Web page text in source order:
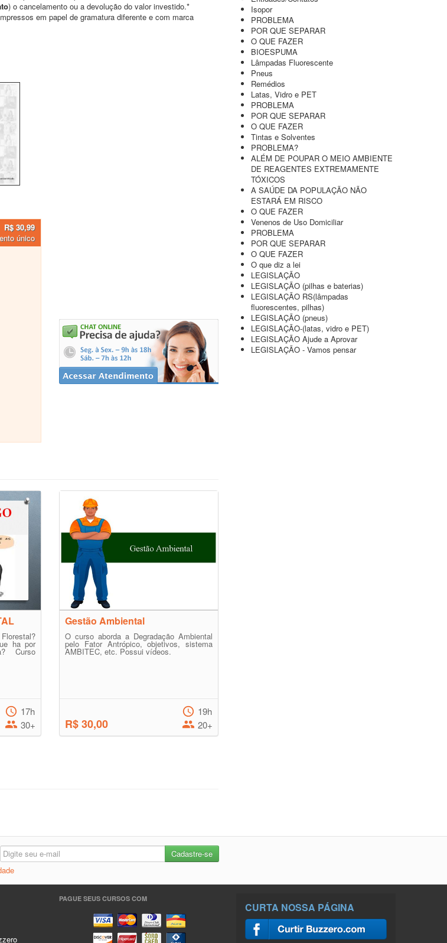
) o cancelamento ou a devolução do valor investido.*
em papel de gramatura diferente e com marca
R$ 30,99
único
ha por
Curso
17h
30+
Gestão Ambiental
O curso aborda a Degradação Ambiental
pelo Fator Antrópico, objetivos, sistema
AMBITEC, etc. Possui vídeos.
R$ 30,00
19h
20+
Isopor
PROBLEMA
POR QUE SEPARAR
O QUE FAZER
BIOESPUMA
Lâmpadas Fluorescente
Pneus
Remédios
Latas, Vidro e PET
PROBLEMA
POR QUE SEPARAR
O QUE FAZER
Tintas e Solventes
PROBLEMA?
ALÉM DE POUPAR O MEIO AMBIENTE
DE REAGENTES EXTREMAMENTE
TÓXICOS
A SAÚDE DA POPULAÇÃO NÃO
ESTARÁ EM RISCO
O QUE FAZER
Venenos de Uso Domiciliar
PROBLEMA
POR QUE SEPARAR
O QUE FAZER
O que diz a lei
LEGISLAÇÃO
LEGISLAÇÃO (pilhas e baterias)
LEGISLAÇÃO RS(lâmpadas
fluorescentes, pilhas)
LEGISLAÇÃO (pneus)
LEGISLAÇÃO-(latas, vidro e PET)
LEGISLAÇÃO Ajude a Aprovar
LEGISLAÇÃO - Vamos pensar
PAGUE SEUS CURSOS COM
CURTA NOSSA PÁGINA